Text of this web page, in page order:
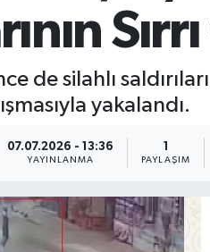
de silahlı
yakalandı.
07.07.2026 - 13:36
YAYINLANMA
1
PAYLAŞIM